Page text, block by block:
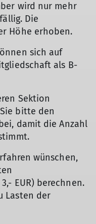
wird nur mehr
Die
Höhe erhoben.
sich auf
als B-
Sektion
bitte den
damit die Anzahl
wünschen,
EUR) berechnen.
Lasten der